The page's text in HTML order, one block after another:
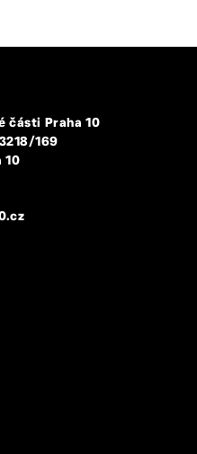
části Praha 10
169
10